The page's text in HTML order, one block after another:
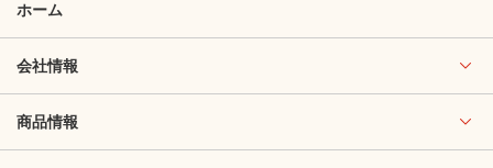
ホーム
会社情報
商品情報